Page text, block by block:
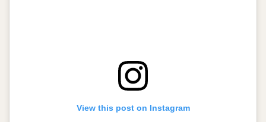
View this post on Instagram